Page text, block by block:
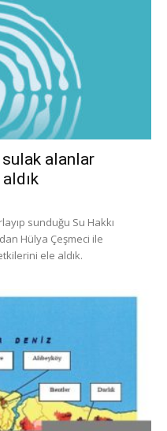
sulak alanlar
sunduğu Su Hakkı
Hülya Çeşmeci ile
ele aldık.